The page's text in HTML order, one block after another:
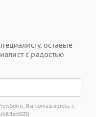
оставьте
с радостью
Вы соглашаетесь с